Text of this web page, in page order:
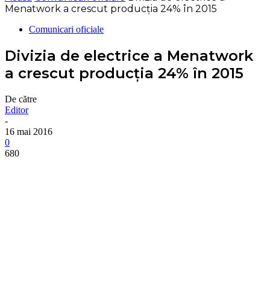
Menatwork a crescut producția 24% în 2015
Comunicari oficiale
Divizia de electrice a Menatwork
a crescut producția 24% în 2015
De către
Editor
-
16 mai 2016
0
680